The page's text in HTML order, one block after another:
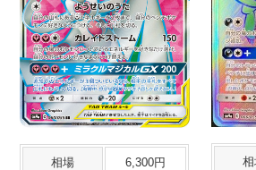
相場 6,300円